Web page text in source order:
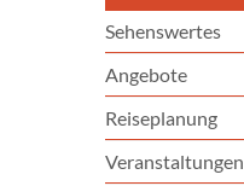
Sehenswertes
Angebote
Reiseplanung
Veranstaltungen